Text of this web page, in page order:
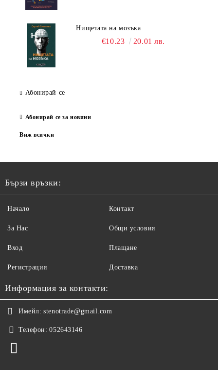
Нищетата на мозъка
€10.23 20.01 лв.
Абонирай се
Абонирай се за новини
Виж всички
Бързи връзки:
Начало
За Нас
Вход
Регистрация
Контакт
Общи условия
Плащане
Доставка
Информация за контакти:
Имейл: stenotrade@gmail.com
Телефон: 052643146